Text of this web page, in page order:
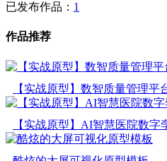
已发布作品： 1
作品推荐
【实战原型】数智质量管理平
【实战原型】AI智慧医院数字